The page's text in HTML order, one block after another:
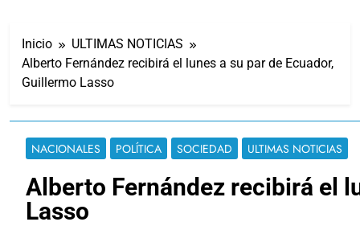
Inicio
ULTIMAS NOTICIAS
Alberto Fernández recibirá el lunes a su par de Ecuador,
Guillermo Lasso
NACIONALES POLÍTICA SOCIEDAD ULTIMAS NOTICIAS
Alberto Fernández recibirá el
Lasso